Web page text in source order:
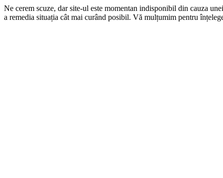
Ne cerem scuze, dar site-ul este momentan indisponibil din cauza
a remedia situația cât mai curând posibil. Vă mulțumim pentru